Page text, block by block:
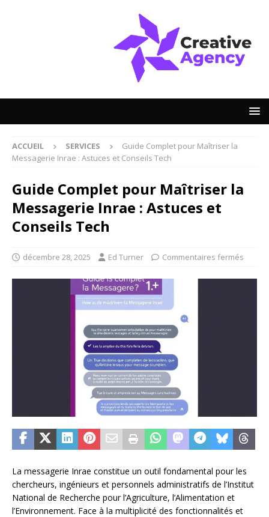
ACCUEIL SERVICES
Guide Complet pour Maîtriser la
Messagerie Inrae : Astuces et Conseils Tech
Guide Complet pour Maîtriser la
Messagerie Inrae : Astuces et
Conseils Tech
décembre 28, 2025 Ed Turner Commentaires fermés
La messagerie Inrae constitue un outil fondamental pour les
chercheurs, ingénieurs et personnels administratifs de l’Institut
National de Recherche pour l’Agriculture, l’Alimentation et
l’Environnement. Face à la multiplicité des fonctionnalités et